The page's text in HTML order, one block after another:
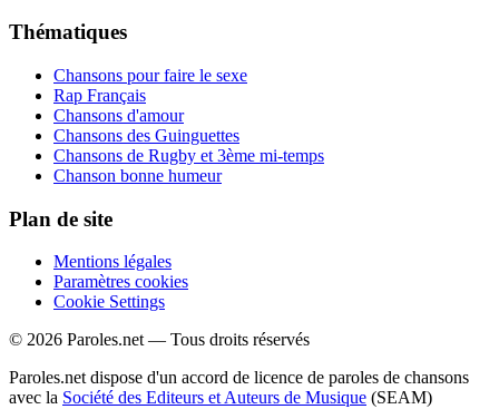
Thématiques
Chansons pour faire le sexe
Rap Français
Chansons d'amour
Chansons des Guinguettes
Chansons de Rugby et 3ème mi-temps
Chanson bonne humeur
Plan de site
Mentions légales
Paramètres cookies
Cookie Settings
© 2026 Paroles.net — Tous droits réservés
Paroles.net dispose d'un accord de licence de paroles de chansons
avec la Société des Editeurs et Auteurs de Musique (SEAM)